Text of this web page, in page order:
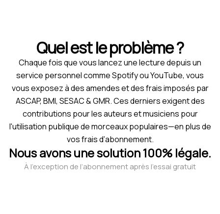
Quel est le problème ?
Chaque fois que vous lancez une lecture depuis un
service personnel comme Spotify ou YouTube, vous
vous exposez à des amendes et des frais imposés par
ASCAP, BMI, SESAC & GMR. Ces derniers exigent des
contributions pour les auteurs et musiciens pour
l'utilisation publique de morceaux populaires—en plus de
vos frais d’abonnement.
Nous avons une solution 100% légale.
À l’exception de l’abonnement après l’essai gratuit